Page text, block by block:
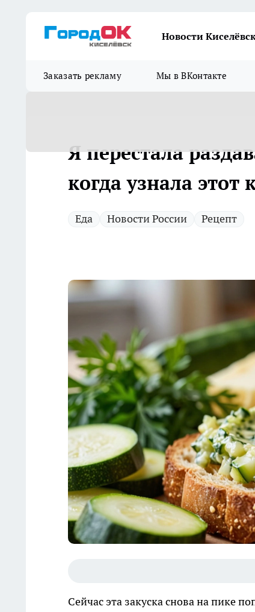
Новости
Заказать рекламу Мы в ВКонтакте
Я перестала
когда узнала этот
Еда Новости России Рецепт
Сейчас эта закуска снова на пике